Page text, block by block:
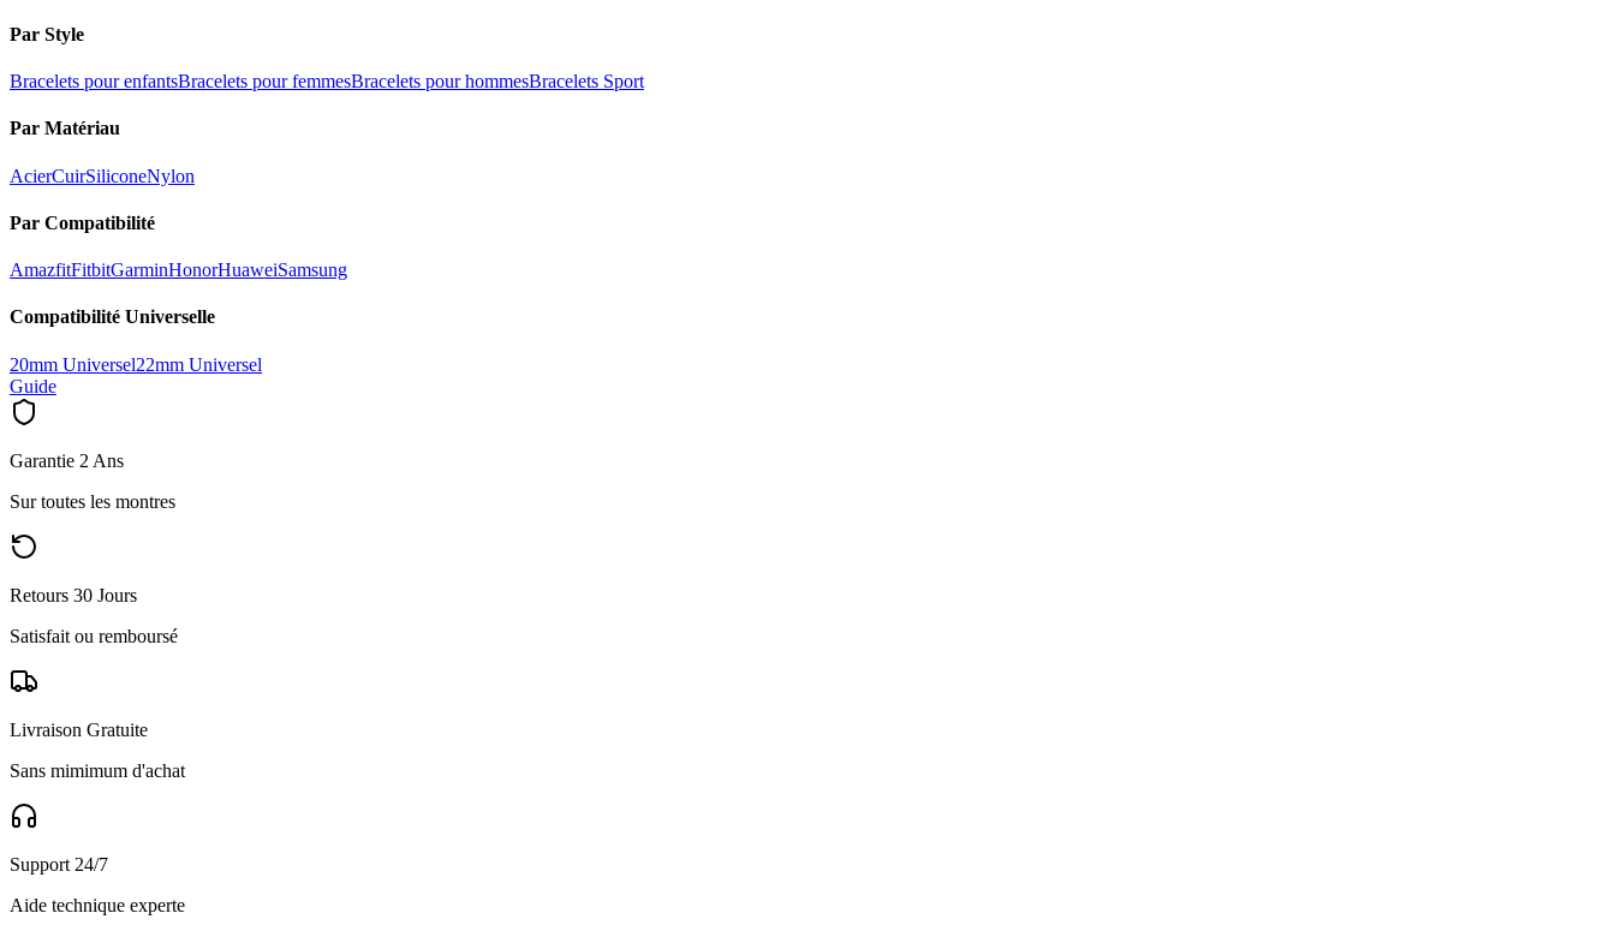
Par Style
Bracelets pour enfantsBracelets pour femmesBracelets pour hommesBracelets Sport
Par Matériau
AcierCuirSiliconeNylon
Par Compatibilité
AmazfitFitbitGarminHonorHuaweiSamsung
Compatibilité Universelle
20mm Universel22mm Universel
Guide
Garantie 2 Ans
Sur toutes les montres
Retours 30 Jours
Satisfait ou remboursé
Livraison Gratuite
Sans mimimum d'achat
Support 24/7
Aide technique experte